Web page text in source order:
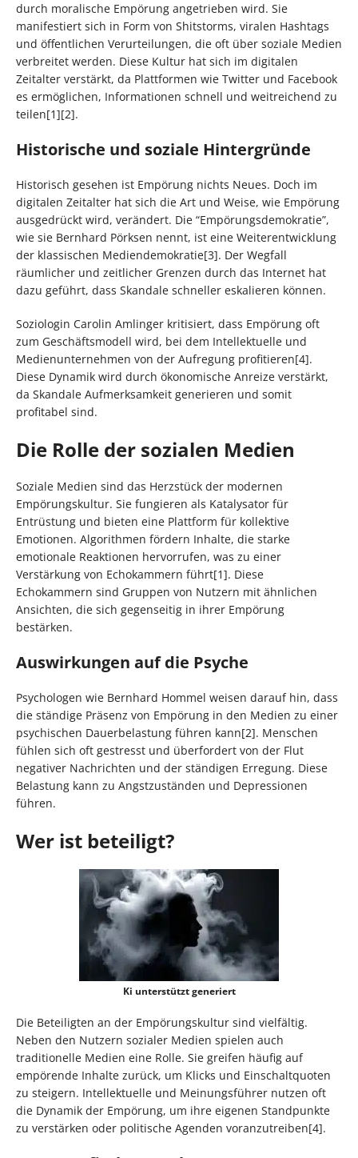
durch moralische Empörung angetrieben wird. Sie
manifestiert sich in Form von Shitstorms, viralen Hashtags
und öffentlichen Verurteilungen, die oft über soziale Medien
verbreitet werden. Diese Kultur hat sich im digitalen
Zeitalter verstärkt, da Plattformen wie Twitter und Facebook
es ermöglichen, Informationen schnell und weitreichend zu
teilen[1][2].
Historische und soziale Hintergründe
Historisch gesehen ist Empörung nichts Neues. Doch im
digitalen Zeitalter hat sich die Art und Weise, wie Empörung
ausgedrückt wird, verändert. Die “Empörungsdemokratie”,
wie sie Bernhard Pörksen nennt, ist eine Weiterentwicklung
der klassischen Mediendemokratie[3]. Der Wegfall
räumlicher und zeitlicher Grenzen durch das Internet hat
dazu geführt, dass Skandale schneller eskalieren können.
Soziologin Carolin Amlinger kritisiert, dass Empörung oft
zum Geschäftsmodell wird, bei dem Intellektuelle und
Medienunternehmen von der Aufregung profitieren[4].
Diese Dynamik wird durch ökonomische Anreize verstärkt,
da Skandale Aufmerksamkeit generieren und somit
profitabel sind.
Die Rolle der sozialen Medien
Soziale Medien sind das Herzstück der modernen
Empörungskultur. Sie fungieren als Katalysator für
Entrüstung und bieten eine Plattform für kollektive
Emotionen. Algorithmen fördern Inhalte, die starke
emotionale Reaktionen hervorrufen, was zu einer
Verstärkung von Echokammern führt[1]. Diese
Echokammern sind Gruppen von Nutzern mit ähnlichen
Ansichten, die sich gegenseitig in ihrer Empörung
bestärken.
Auswirkungen auf die Psyche
Psychologen wie Bernhard Hommel weisen darauf hin, dass
die ständige Präsenz von Empörung in den Medien zu einer
psychischen Dauerbelastung führen kann[2]. Menschen
fühlen sich oft gestresst und überfordert von der Flut
negativer Nachrichten und der ständigen Erregung. Diese
Belastung kann zu Angstzuständen und Depressionen
führen.
Wer ist beteiligt?
Ki unterstützt generiert
Die Beteiligten an der Empörungskultur sind vielfältig.
Neben den Nutzern sozialer Medien spielen auch
traditionelle Medien eine Rolle. Sie greifen häufig auf
empörende Inhalte zurück, um Klicks und Einschaltquoten
zu steigern. Intellektuelle und Meinungsführer nutzen oft
die Dynamik der Empörung, um ihre eigenen Standpunkte
zu verstärken oder politische Agenden voranzutreiben[4].